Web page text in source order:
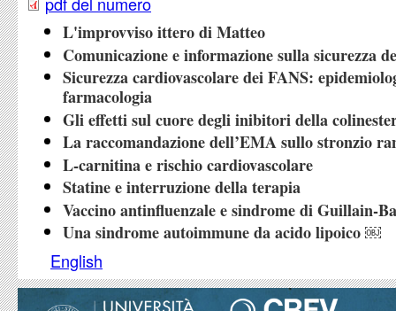
L'improvviso ittero di Matteo
Comunicazione e informazione sulla sicurezza
Sicurezza cardiovascolare dei FANS:
farmacologia
Gli effetti sul cuore degli inibitori della
La raccomandazione dell’EMA sullo stronzio
L-carnitina e rischio cardiovascolare
Statine e interruzione della terapia
Vaccino antinfluenzale e sindrome di Guillain-
Una sindrome autoimmune da acido lipoico ￼
English